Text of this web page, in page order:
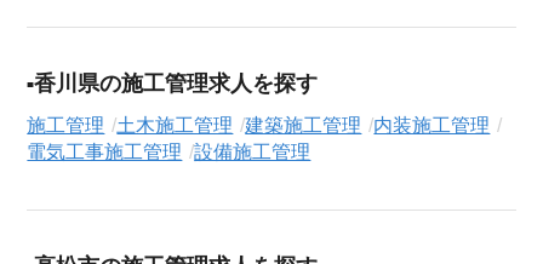
なたの希望に合ったお仕事を簡単に見つけられます。雇用形態
収・時給・日給、さらに週休2日制、駅近、寮・社宅ありといっ
たこだわり条件での絞り込み検索も可能です。
この設備施工管理の求人にご興味をお持ちの方はもちろん、
香川県の施工管理求人を探す
施工管理 土木施工管理 建築施工管理
内装施工管理
電気工事施工管理
設備施工管理